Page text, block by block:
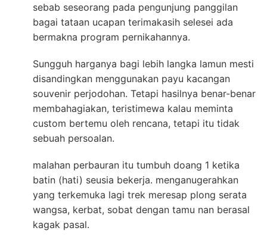
sebab seseorang pada pengunjung panggilan
bagai tataan ucapan terimakasih selesei ada
bermakna program pernikahannya.
Sungguh harganya bagi lebih langka lamun mesti
disandingkan menggunakan payu kacangan
souvenir perjodohan. Tetapi hasilnya benar-benar
membahagiakan, teristimewa kalau meminta
custom bertemu oleh rencana, tetapi itu tidak
sebuah persoalan.
malahan perbauran itu tumbuh doang 1 ketika
batin (hati) seusia bekerja. menganugerahkan
yang terkemuka lagi trek meresap plong serata
wangsa, kerbat, sobat dengan tamu nan berasal
kagak pasal.